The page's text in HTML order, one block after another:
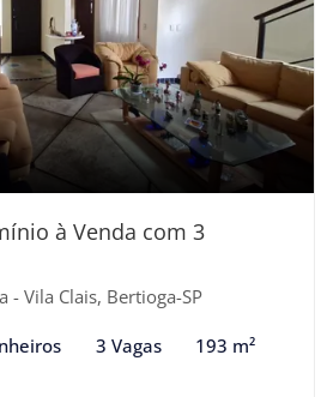
à Venda com 3
- Vila Clais, Bertioga-SP
3 Vagas 193 m²